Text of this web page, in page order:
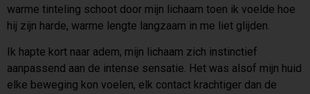
warme tinteling schoot door mijn lichaam toen ik voelde hoe
hij zijn harde, warme lengte langzaam in me liet glijden.
Ik hapte kort naar adem, mijn lichaam zich instinctief
aanpassend aan de intense sensatie. Het was alsof mijn huid
elke beweging kon voelen, elk contact krachtiger dan de